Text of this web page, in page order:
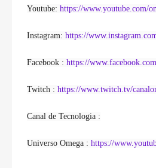
Youtube: https://www.youtube.com/
Instagram: https://
Facebook : https://
Twitch : https://www.twitch.tv/
Canal de Tecnologia :
Universo Omega : https://